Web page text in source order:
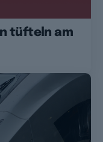
tüfteln am